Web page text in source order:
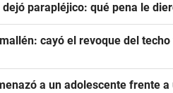
parapléjico: qué pena le
cayó el revoque del
a un adolescente frente